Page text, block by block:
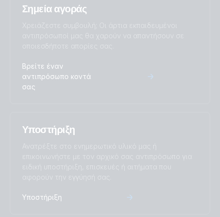
Σημεία αγοράς
Χρειάζεστε συμβουλή; Οι άρτια εκπαιδευμένοι
αντιπρόσωποί μας θα χαρούν να απαντήσουν σε
οποιεσδήποτε απορίες σας.
Βρείτε έναν
αντιπρόσωπο κοντά
σας
Υποστήριξη
Ανατρέξτε στο ενημερωτικό υλικό μας ή
επικοινωνήστε με τον αρχικό σας αντιπρόσωπο για
ειδική υποστήριξη, επισκευές ή αιτήματα που
αφορούν την εγγύησή σας.
Υποστήριξη